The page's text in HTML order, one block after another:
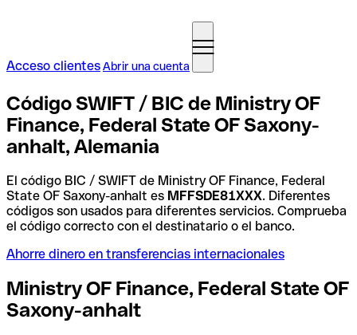
Acceso clientesAbrir una cuenta
Código SWIFT / BIC de Ministry OF
Finance, Federal State OF Saxony-
anhalt, Alemania
El código BIC / SWIFT de Ministry OF Finance, Federal
State OF Saxony-anhalt es MFFSDE81XXX. Diferentes
códigos son usados para diferentes servicios. Comprueba
el código correcto con el destinatario o el banco.
Ahorre dinero en transferencias internacionales
Ministry OF Finance, Federal State OF
Saxony-anhalt